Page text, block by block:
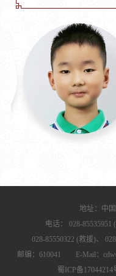
地址：中
电话：
028-85535951
028-85550322 (救援)、
邮编：610041 E-Mail：
蜀ICP备17044214